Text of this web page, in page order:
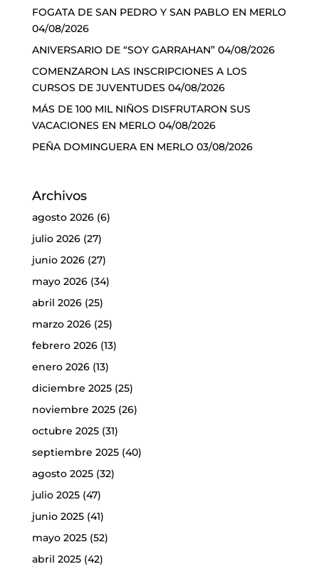
FOGATA DE SAN PEDRO Y SAN PABLO EN MERLO
04/08/2026
ANIVERSARIO DE “SOY GARRAHAN” 04/08/2026
COMENZARON LAS INSCRIPCIONES A LOS
CURSOS DE JUVENTUDES 04/08/2026
MÁS DE 100 MIL NIÑOS DISFRUTARON SUS
VACACIONES EN MERLO 04/08/2026
PEÑA DOMINGUERA EN MERLO 03/08/2026
Archivos
agosto 2026(6)
julio 2026(27)
junio 2026(27)
mayo 2026(34)
abril 2026(25)
marzo 2026(25)
febrero 2026(13)
enero 2026(13)
diciembre 2025(25)
noviembre 2025(26)
octubre 2025(31)
septiembre 2025(40)
agosto 2025(32)
julio 2025(47)
junio 2025(41)
mayo 2025(52)
abril 2025(42)